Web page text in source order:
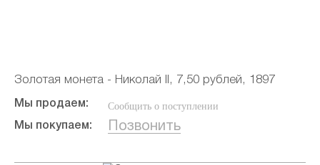
Золотая монета - Николай II, 7,50 рублей, 1897
Мы продаем: Сообщить о поступлении
Мы покупаем: Позвонить